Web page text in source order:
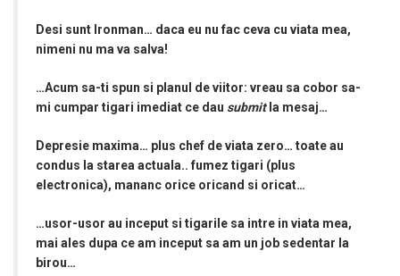
Desi sunt Ironman… daca eu nu fac ceva cu viata mea,
nimeni nu ma va salva!
…Acum sa-ti spun si planul de viitor: vreau sa cobor sa-
mi cumpar tigari imediat ce dau submitla mesaj…
Depresie maxima… plus chef de viata zero… toate au
condus la starea actuala.. fumez tigari (plus
electronica), mananc orice oricand si oricat…
…usor-usor au inceput si tigarile sa intre in viata mea,
mai ales dupa ce am inceput sa am un job sedentar la
birou…